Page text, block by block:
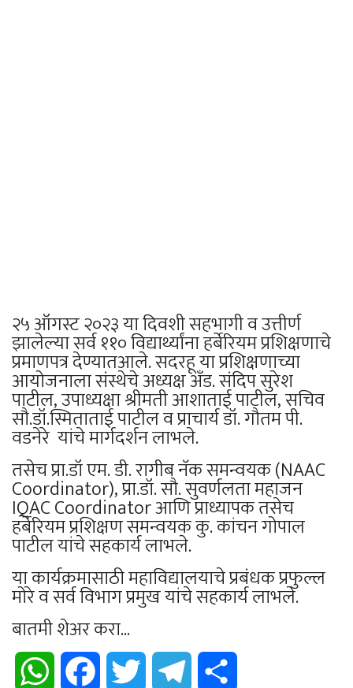
२५ ऑगस्ट २०२३ या दिवशी सहभागी व उत्तीर्ण
झालेल्या सर्व ११० विद्यार्थ्यांना हर्बेरियम प्रशिक्षणाचे
प्रमाणपत्र देण्यातआले. सदरहू या प्रशिक्षणाच्या
आयोजनाला संस्थेचे अध्यक्ष अँड. संदिप सुरेश
पाटील, उपाध्यक्षा श्रीमती आशाताई पाटील, सचिव
सौ.डॉ.स्मिताताई पाटील व प्राचार्य डॉ. गौतम पी.
वडनेरे यांचे मार्गदर्शन लाभले.
तसेच प्रा.डॉ एम. डी. रागीब नॅक समन्वयक (NAAC
Coordinator), प्रा.डॉ. सौ. सुवर्णलता महाजन
IQAC Coordinator आणि प्राध्यापक तसेच
हर्बेरियम प्रशिक्षण समन्वयक कु. कांचन गोपाल
पाटील यांचे सहकार्य लाभले.
या कार्यक्रमासाठी महाविद्यालयाचे प्रबंधक प्रफुल्ल
मोरे व सर्व विभाग प्रमुख यांचे सहकार्य लाभले.
बातमी शेअर करा...
WhatsApp Facebook Twitter Telegram